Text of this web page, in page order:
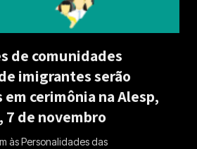
de comunidades
imigrantes serão
cerimônia na Alesp,
7 de novembro
às Personalidades das